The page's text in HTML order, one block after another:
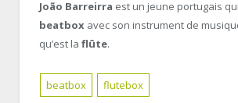
João Barreirra est un jeune portugais
beatbox avec son instrument de
qu’est la flûte.
beatbox flutebox